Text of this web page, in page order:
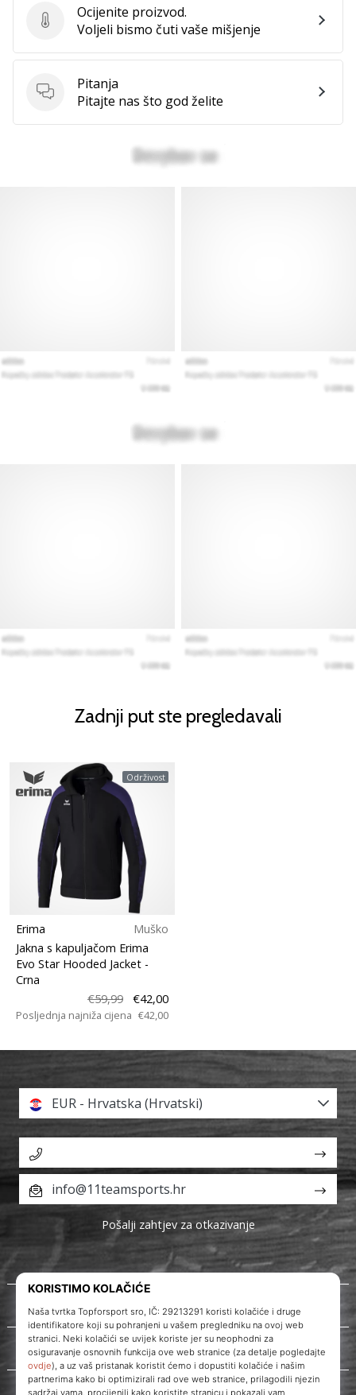
Ocijenite proizvod.
Ocijenite proizvod.
Voljeli bismo čuti vaše mišjenje
Pitanja
Pitanja
Pitajte nas što god želite
Zadnji put ste pregledavali
Održivost
Erima
Muško
Jakna s kapuljačom Erima
Evo Star Hooded Jacket -
Crna
€59,99
€42,00
Posljednja najniža cijena €42,00
O nama
Korisnička podrška
EUR - Hrvatska (Hrvatski)
info@11teamsports.hr
Pošalji zahtjev za otkazivanje